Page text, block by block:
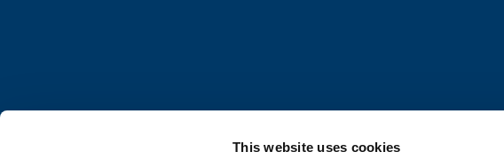
This website uses cookies